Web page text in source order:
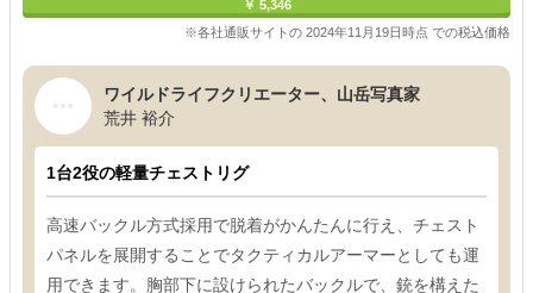
￥ 5,346
※各社通販サイトの 2024年11月19日時点 での税込価格
ワイルドライフクリエーター、山岳写真家
荒井 裕介
1台2役の軽量チェストリグ
高速バックル方式採用で脱着がかんたんに行え、チェスト
パネルを展開することでタクティカルアーマーとしても運
用できます。胸部下に設けられたバックルで、銃を構えた